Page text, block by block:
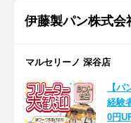
伊藤製パン株式会
マルセリーノ 深谷店
【
経験
0円